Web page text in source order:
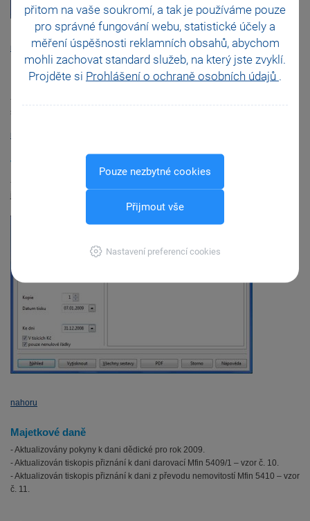
přitom na vaše soukromí, a tak je používáme pouze
pro správné fungování webu, statistické účely a
měření úspěšnosti reklamních obsahů, abychom
mohli zachovat standard služeb, na který jste zvyklí.
Projděte si Prohlášení o ochraně osobních údajů .
Pouze nezbytné cookies
Přijmout vše
Nastavení preferencí cookies
nahoru
Daň z přidané hodnoty
- Agenda Přiznání DPH byla pro zdaňovací období 2009 upravena v
souvislosti s novou legislativou a novým tiskopisem, MF 5401-vzor č. 15.
Výkazy
- Výkaz zisku a ztráty v plném rozsahu a účelově, Rozvaha v plném rozsahu
je nyní možné vytisknout i anglicky a německy.
nahoru
Majetkové daně
- Aktualizovány pokyny k dani dědické pro rok 2009.
- Aktualizován tiskopis přiznání k dani darovací Mfin 5409/1 – vzor č. 10.
- Aktualizován tiskopis přiznání k dani z převodu nemovitostí Mfin 5410 – vzor
č. 11.